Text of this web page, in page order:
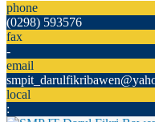
phone
(0298) 593576
fax
-
email
local
: